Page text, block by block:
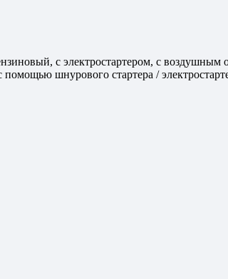
с электростартером, с воздушным
шнурового стартера /